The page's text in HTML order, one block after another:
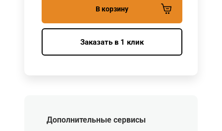
В корзину
Заказать в 1 клик
Дополнительные сервисы